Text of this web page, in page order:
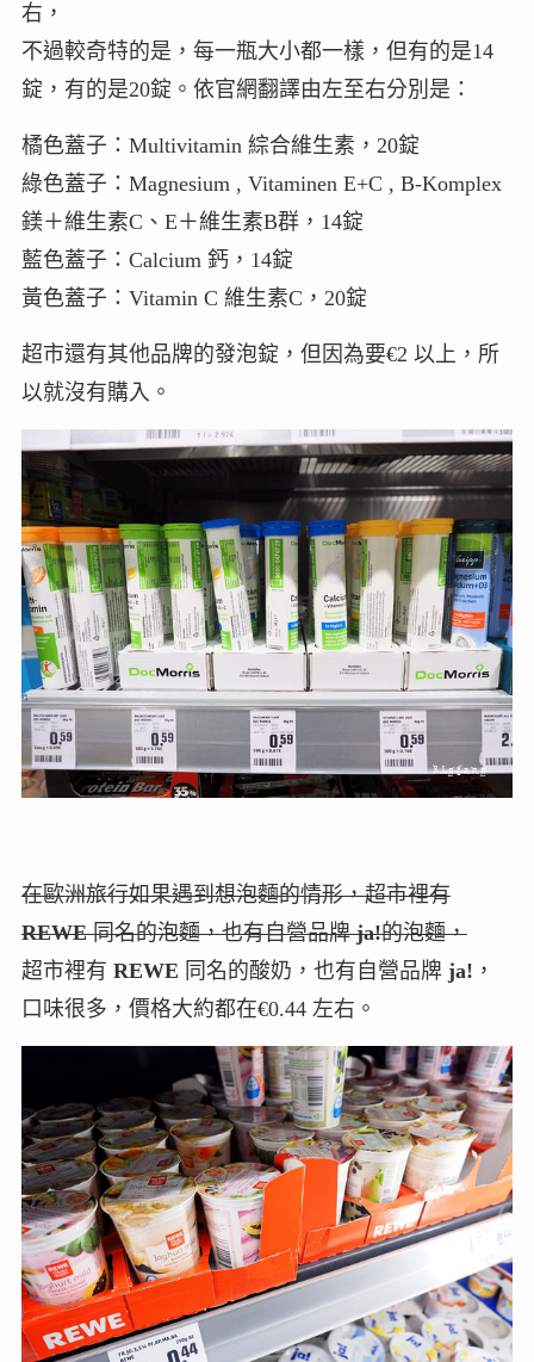
右，
不過較奇特的是，每一瓶大小都一樣，但有的是14
錠，有的是20錠。依官網翻譯由左至右分別是：
橘色蓋子：Multivitamin 綜合維生素，20錠
綠色蓋子：Magnesium , Vitaminen E+C , B-Komplex
鎂＋維生素C、E＋維生素B群，14錠
藍色蓋子：Calcium 鈣，14錠
黃色蓋子：Vitamin C 維生素C，20錠
超市還有其他品牌的發泡錠，但因為要€2 以上，所
以就沒有購入。
在歐洲旅行如果遇到想泡麵的情形，超市裡有
REWE同名的泡麵，也有自營品牌ja!的泡麵，
超市裡有 REWE 同名的酸奶，也有自營品牌ja! ，
口味很多，價格大約都在€0.44 左右。